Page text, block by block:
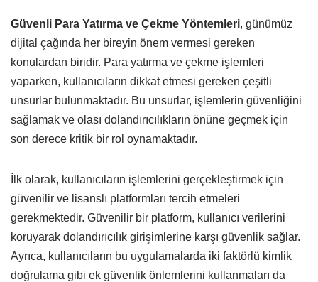
Güvenli Para Yatırma ve Çekme Yöntemleri, günümüz
dijital çağında her bireyin önem vermesi gereken
konulardan biridir. Para yatırma ve çekme işlemleri
yaparken, kullanıcıların dikkat etmesi gereken çeşitli
unsurlar bulunmaktadır. Bu unsurlar, işlemlerin güvenliğini
sağlamak ve olası dolandırıcılıkların önüne geçmek için
son derece kritik bir rol oynamaktadır.
İlk olarak, kullanıcıların işlemlerini gerçekleştirmek için
güvenilir ve lisanslı platformları tercih etmeleri
gerekmektedir. Güvenilir bir platform, kullanıcı verilerini
koruyarak dolandırıcılık girişimlerine karşı güvenlik sağlar.
Ayrıca, kullanıcıların bu uygulamalarda iki faktörlü kimlik
doğrulama gibi ek güvenlik önlemlerini kullanmaları da